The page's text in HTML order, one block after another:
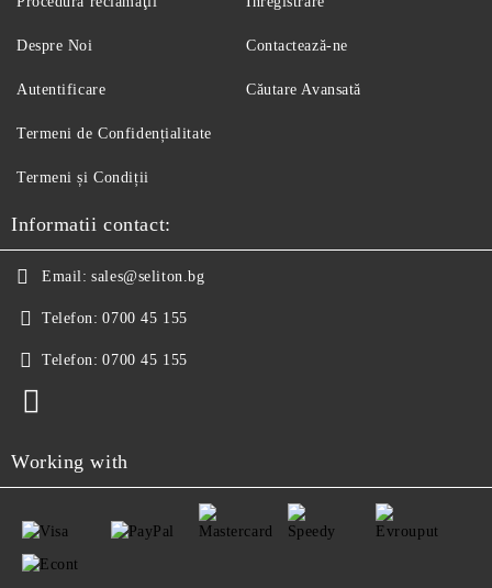
Despre Noi
Autentificare
Contactează-ne
Căutare Avansată
Termeni de Confidențialitate
Termeni și Condiții
Informatii contact:
Email: sales@seliton.bg
Telefon: 0700 45 155
Telefon: 0700 45 155
Working with